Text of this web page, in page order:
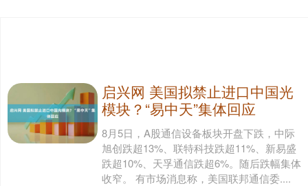
启兴网 美国拟禁止进口中国光
模块？“易中天”集体回应
8月5日，A股通信设备板块开盘下跌，中际
旭创跌超13%、联特科技跌超11%、新易盛
跌超10%、天孚通信跌超6%。随后跌幅集体
收窄。 有市场消息称，美国联邦通信委....